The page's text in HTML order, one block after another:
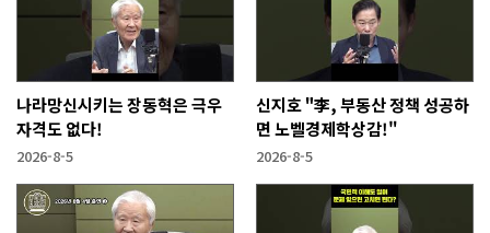
나라망신시키는 장동혁은 극우
자격도 없다!
2026-8-5
신지호 "李, 부동산 정책 성공하
면 노벨경제학상감!"
2026-8-5